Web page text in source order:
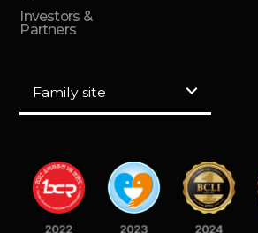
Investors &
Partners
Family site